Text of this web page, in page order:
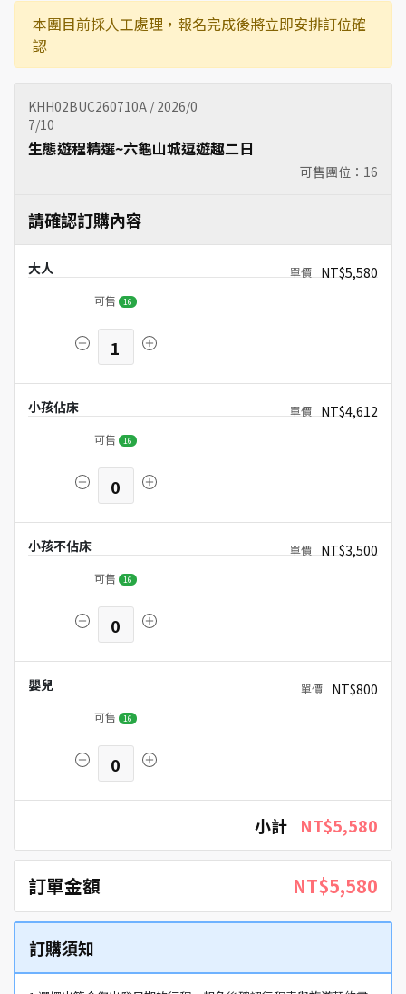
本團目前採人工處理，報名完成後將立即安排訂位確
認
KHH02BUC260710A / 2026/0
7/10
可售團位： 16
生態遊程精選~六龜山城逗遊趣二日
請確認訂購內容
大人 NT$5,580
可售 16
1
小孩佔床 NT$4,612
可售 16
0
小孩不佔床 NT$3,500
可售 16
0
嬰兒 NT$800
可售 16
0
小計 NT$5,580
訂單金額 NT$5,580
訂購須知